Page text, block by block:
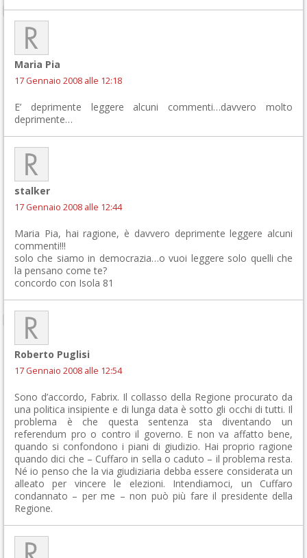
Maria Pia
17 Gennaio 2008 alle 12:18
E’ deprimente leggere alcuni commenti…davvero molto
deprimente…
stalker
17 Gennaio 2008 alle 12:44
Maria Pia, hai ragione, è davvero deprimente leggere alcuni
commenti!!!
solo che siamo in democrazia…o vuoi leggere solo quelli che
la pensano come te?
concordo con Isola 81
Roberto Puglisi
17 Gennaio 2008 alle 12:54
Sono d’accordo, Fabrix. Il collasso della Regione procurato da
una politica insipiente e di lunga data è sotto gli occhi di tutti. Il
problema è che questa sentenza sta diventando un
referendum pro o contro il governo. E non va affatto bene,
quando si confondono i piani di giudizio. Hai proprio ragione
quando dici che – Cuffaro in sella o caduto – il problema resta.
Né io penso che la via giudiziaria debba essere considerata un
alleato per vincere le elezioni. Intendiamoci, un Cuffaro
condannato – per me – non può più fare il presidente della
Regione.